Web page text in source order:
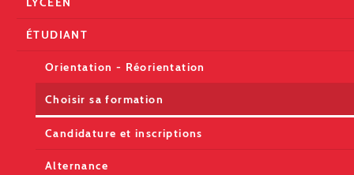
ÉTUDIANT
Orientation - Réorientation
Choisir sa formation
Candidature et inscriptions
Alternance